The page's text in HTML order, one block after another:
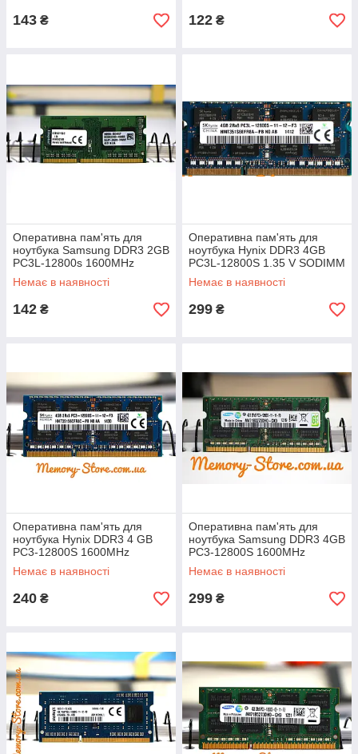
143 ₴ 122 ₴
Оперативна пам'ять для
ноутбука Samsung DDR3 2GB
PC3L-12800s 1600MHz
sodimm, б/в
Немає в наявності
142 ₴
Оперативна пам'ять для
ноутбука Hynix DDR3 4GB
PC3L-12800S 1.35 V SODIMM
(б/у)
Немає в наявності
299 ₴
Оперативна пам'ять для
ноутбука Hynix DDR3 4 GB
PC3-12800S 1600MHz
SODIMM (б/у)
Немає в наявності
240 ₴
Оперативна пам'ять для
ноутбука Samsung DDR3 4GB
PC3-12800S 1600MHz
SODIMM (б/у)
Немає в наявності
299 ₴